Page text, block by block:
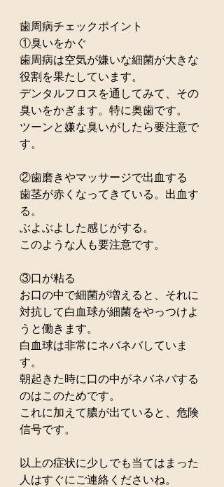
歯周病チェックポイント
①臭いをかぐ
歯周病は空気が嫌いな細菌が大きな
役割を果たしています。
デンタルフロスを通してみて、その
臭いをかぎます。特に奥歯です。
ツーンと嫌な臭いがしたら要注意で
す。
②歯磨きやマッサージで出血する
歯茎が赤くなってきている。出血す
る。
ぶよぶよした感じがする。
このような人も要注意です。
③口が粘る
お口の中で細菌が増えると、それに
対抗して白血球が細菌をやっつけよ
うと働きます。
白血球は非常にネバネバしていま
す。
朝起きた時に口の中がネバネバする
のはこのためです。
これに加えて膿が出ていると、危険
信号です。
以上の症状に少しでも当てはまった
人はすぐにご連絡くださいね。